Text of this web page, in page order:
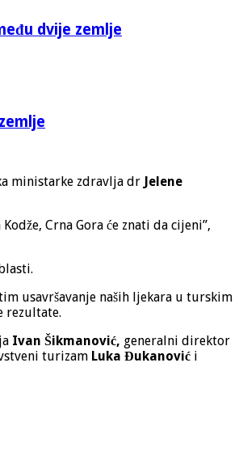
dvije zemlje
ministarke zdravlja dr Jelene
Crna Gora će znati da cijeni”,
usavršavanje naših ljekara u turskim
rezultate.
Ivan Šikmanović, generalni direktor
turizam Luka Đukanović i